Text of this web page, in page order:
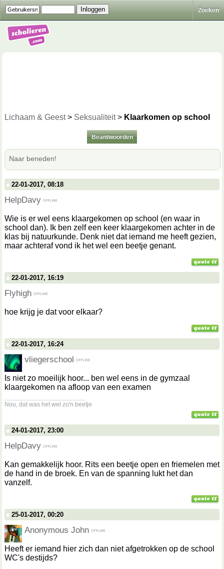
Zoeken
Lichaam & Geest> Seksualiteit> Klaarkomen op school
Beantwoorden
Naar beneden!
22-01-2017, 08:18
HelpDavy
Wie is er wel eens klaargekomen op school (en waar in
school dan). Ik ben zelf een keer klaargekomen achter in de
klas bij natuurkunde. Denk niet dat iemand me heeft gezien,
maar achteraf vond ik het wel een beetje genant.
22-01-2017, 16:19
Flyhigh
hoe krijg je dat voor elkaar?
22-01-2017, 16:24
vliegerschool
Is niet zo moeilijk hoor... ben wel eens in de gymzaal
klaargekomen na afloop van een examen
Nou, dat was het wel zo'n beetje
24-01-2017, 23:00
HelpDavy
Kan gemakkelijk hoor. Rits een beetje open en friemelen met
de hand in de broek. En van de spanning lukt het dan
vanzelf.
25-01-2017, 00:20
Anonymous John
Heeft er iemand hier zich dan niet afgetrokken op de school
WC's destijds?